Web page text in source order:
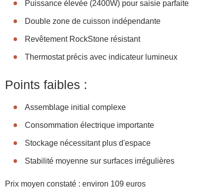
Puissance élevée (2400W) pour saisie parfaite
Double zone de cuisson indépendante
Revêtement RockStone résistant
Thermostat précis avec indicateur lumineux
Points faibles :
Assemblage initial complexe
Consommation électrique importante
Stockage nécessitant plus d'espace
Stabilité moyenne sur surfaces irrégulières
Prix moyen constaté : environ 109 euros